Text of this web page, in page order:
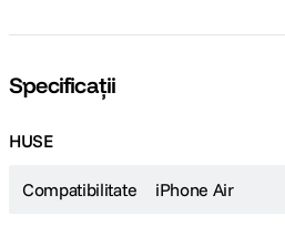
Specificații
HUSE
Compatibilitate iPhone Air